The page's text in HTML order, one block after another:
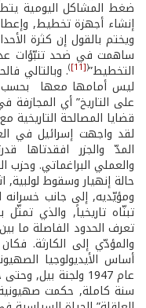
ضغط المشاكل اليومية
إنشاء أجهزة تخطيط,
ويختم بالقول إن كثرة
ساهمت في ضحد تنبّؤات
التخطيط”(
[11]
). وبالتالي
ليس أمامها معها ­ بحسب
على التاريخ” أي المجازفة
قضايا المصالحة التاريخية
المدّ والجزر افقدتاها
والعملي البراغماتي. وحزب
حالة إنهيار وسقوط لولبية,
ومؤيّديه, إلى جانب
تبنّاه تاريخياً, والذي
تعرف الحدود الفاصلة ما
والمؤدّي إلى الكارثة.
أساس الأيديولوجيا
سنة كاملة, حكمت